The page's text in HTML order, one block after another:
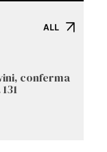
ALL
conferma